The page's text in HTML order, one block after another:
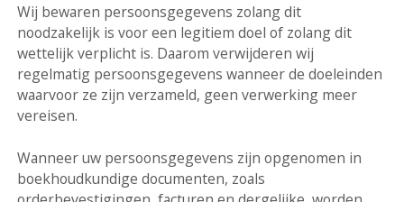
Wij bewaren persoonsgegevens zolang dit
noodzakelijk is voor een legitiem doel of zolang dit
wettelijk verplicht is. Daarom verwijderen wij
regelmatig persoonsgegevens wanneer de doeleinden
waarvoor ze zijn verzameld, geen verwerking meer
vereisen.
Wanneer uw persoonsgegevens zijn opgenomen in
boekhoudkundige documenten, zoals